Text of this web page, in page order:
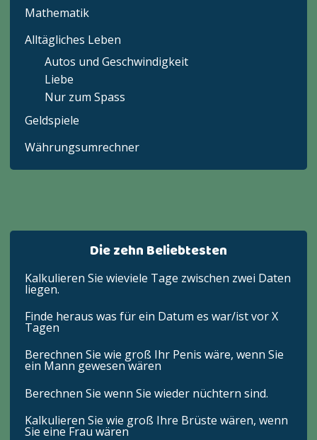
Mathematik
Alltägliches Leben
Autos und Geschwindigkeit
Liebe
Nur zum Spass
Geldspiele
Währungsumrechner
Die zehn Beliebtesten
Kalkulieren Sie wieviele Tage zwischen zwei Daten
liegen.
Finde heraus was für ein Datum es war/ist vor X
Tagen
Berechnen Sie wie groß Ihr Penis wäre, wenn Sie
ein Mann gewesen wären
Berechnen Sie wenn Sie wieder nüchtern sind.
Kalkulieren Sie wie groß Ihre Brüste wären, wenn
Sie eine Frau wären